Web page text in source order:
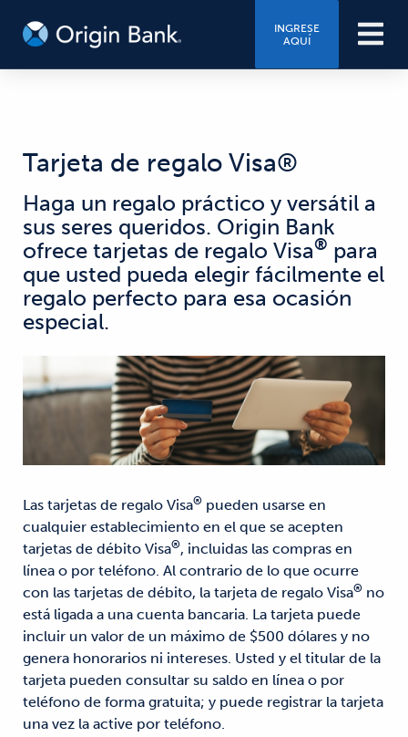
INGRESE
AQUÍ
Tarjeta de regalo Visa®
Haga un regalo práctico y versátil a
sus seres queridos. Origin Bank
ofrece tarjetas de regalo Visa® para
que usted pueda elegir fácilmente el
regalo perfecto para esa ocasión
especial.
Las tarjetas de regalo Visa® pueden usarse en
cualquier establecimiento en el que se acepten
tarjetas de débito Visa®, incluidas las compras en
línea o por teléfono. Al contrario de lo que ocurre
con las tarjetas de débito, la tarjeta de regalo Visa® no
está ligada a una cuenta bancaria. La tarjeta puede
incluir un valor de un máximo de $500 dólares y no
genera honorarios ni intereses. Usted y el titular de la
tarjeta pueden consultar su saldo en línea o por
teléfono de forma gratuita; y puede registrar la tarjeta
una vez la active por teléfono.